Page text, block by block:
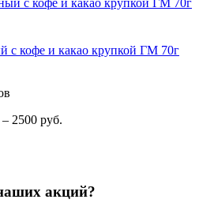
кофе и какао крупкой ГМ 70г
2500 руб.
акций?